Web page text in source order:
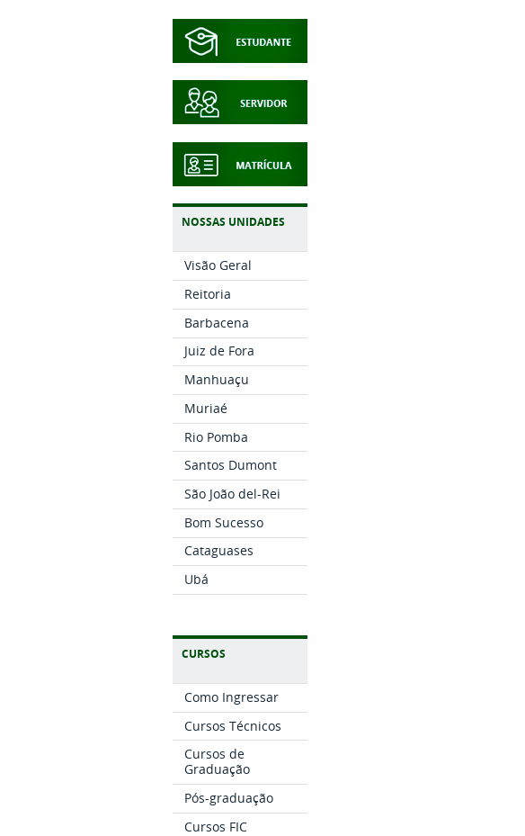
NOSSAS UNIDADES
Visão Geral
Reitoria
Barbacena
Juiz de Fora
Manhuaçu
Muriaé
Rio Pomba
Santos Dumont
São João del-Rei
Bom Sucesso
Cataguases
Ubá
CURSOS
Como Ingressar
Cursos Técnicos
Cursos de
Graduação
Pós-graduação
Cursos FIC